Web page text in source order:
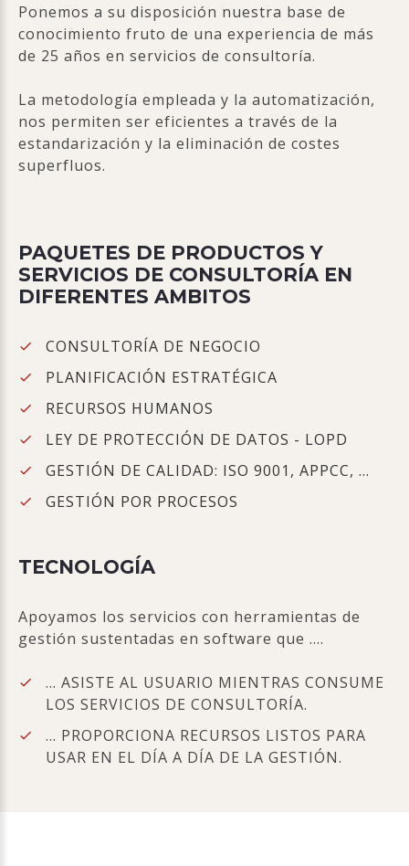
Ponemos a su disposición nuestra base de
conocimiento fruto de una experiencia de más
de 25 años en servicios de consultoría.
La metodología empleada y la automatización,
nos permiten ser eficientes a través de la
estandarización y la eliminación de costes
superfluos.
PAQUETES DE PRODUCTOS Y
SERVICIOS DE CONSULTORÍA EN
DIFERENTES AMBITOS
CONSULTORÍA DE NEGOCIO
PLANIFICACIÓN ESTRATÉGICA
RECURSOS HUMANOS
LEY DE PROTECCIÓN DE DATOS - LOPD
GESTIÓN DE CALIDAD: ISO 9001, APPCC, …
GESTIÓN POR PROCESOS
TECNOLOGÍA
Apoyamos los servicios con herramientas de
gestión sustentadas en software que ….
… ASISTE AL USUARIO MIENTRAS CONSUME
LOS SERVICIOS DE CONSULTORÍA.
… PROPORCIONA RECURSOS LISTOS PARA
USAR EN EL DÍA A DÍA DE LA GESTIÓN.